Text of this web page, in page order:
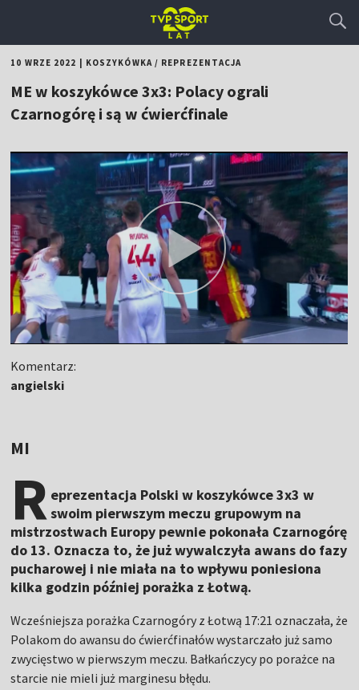
10 WRZE 2022 KOSZYKÓWKA/ REPREZENTACJA
ME w koszykówce 3x3: Polacy ograli
Czarnogórę i są w ćwierćfinale
Komentarz:
angielski
MI
R eprezentacja Polski w koszykówce 3x3 w
swoim pierwszym meczu grupowym na
mistrzostwach Europy pewnie pokonała Czarnogórę
do 13. Oznacza to, że już wywalczyła awans do fazy
pucharowej i nie miała na to wpływu poniesiona
kilka godzin później porażka z Łotwą.
Wcześniejsza porażka Czarnogóry z Łotwą 17:21 oznaczała, że
Polakom do awansu do ćwierćfinałów wystarczało już samo
zwycięstwo w pierwszym meczu. Bałkańczycy po porażce na
starcie nie mieli już marginesu błędu.